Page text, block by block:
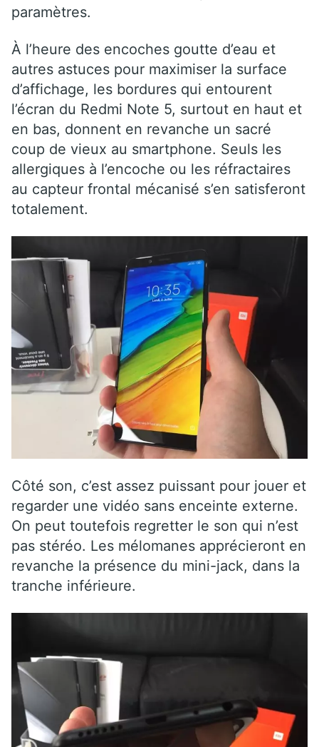
paramètres.
À l’heure des encoches goutte d’eau et
autres astuces pour maximiser la surface
d’affichage, les bordures qui entourent
l’écran du Redmi Note 5, surtout en haut et
en bas, donnent en revanche un sacré
coup de vieux au smartphone. Seuls les
allergiques à l’encoche ou les réfractaires
au capteur frontal mécanisé s’en satisferont
totalement.
Côté son, c’est assez puissant pour jouer et
regarder une vidéo sans enceinte externe.
On peut toutefois regretter le son qui n’est
pas stéréo. Les mélomanes apprécieront en
revanche la présence du mini-jack, dans la
tranche inférieure.